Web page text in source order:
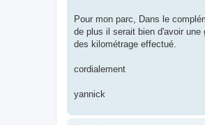
g
Pour mon parc, Dans le
de plus il serait bien d'avoir
des kilométrage effectué.
cordialement
yannick